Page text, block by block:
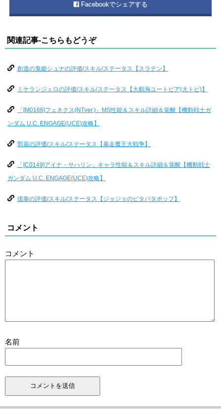
Facebookでシェアする
関連記事-こちらもどうぞ
創造の鬼姫シュナの評価/スキル/ステータス【スラテン】
ミケランジェロの評価/スキル/ステータス【大航海ユートピア(大トピ)】
「[M0166]フェネクス(NTver.)」MS性能＆スキル詳細＆覚醒【機動戦士ガ
ンダム U.C. ENGAGE(UCE)攻略】
郭嘉の評価/スキル/ステータス【暴走魔王大戦争】
「[C0149]アイナ・サハリン」キャラ性能＆スキル詳細＆覚醒【機動戦士
ガンダム U.C. ENGAGE(UCE)攻略】
億泰の評価/スキル/ステータス【ジョジョのピタパタポップ】
コメント
コメント
名前